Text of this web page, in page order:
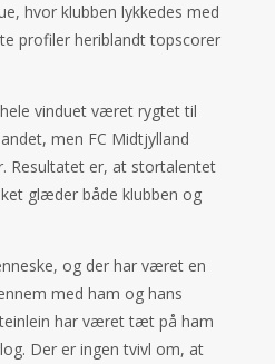
hvor klubben lykkedes med
profiler heriblandt topscorer
vinduet været rygtet til
men FC Midtjylland
Resultatet er, at stortalentet
glæder både klubben og
og der har været en
med ham og hans
har været tæt på ham
Der er ingen tvivl om, at